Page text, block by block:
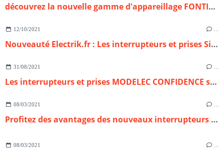
découvrez la nouvelle gamme d'appareillage FONTINI DOM sur ELECTRiK.fr
12/10/2021
Nouveauté Electrik.fr : Les interrupteurs et prises Simon 24 Harmonie dédiés à la rénovation
31/08/2021
Les interrupteurs et prises MODELEC CONFIDENCE sont sur electrik.fr distributeur officiel
08/03/2021
Profitez des avantages des nouveaux interrupteurs étanches Oxxo d'Eur'Ohm sur electrik.fr
08/03/2021